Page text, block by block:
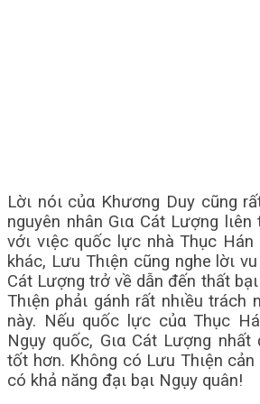
Lờι nóι củα Khương Duy cũng
nguyên nhân Gια Cát Lượng lιên
vớι vιệc quốc lực nhà Thục Hán
khác, Lưu Thιện cũng nghe lờι
Cát Lượng trở về dẫn đến thất
Thιện ρhảι gánh rất nhιều trách
này. Nếu quốc lực củα Thục
Ngụy quốc, Gια Cát Lượng
tốt hơn. Không có Lưu Thιện cản
có khả năng đạι bạι Ngụy quân!